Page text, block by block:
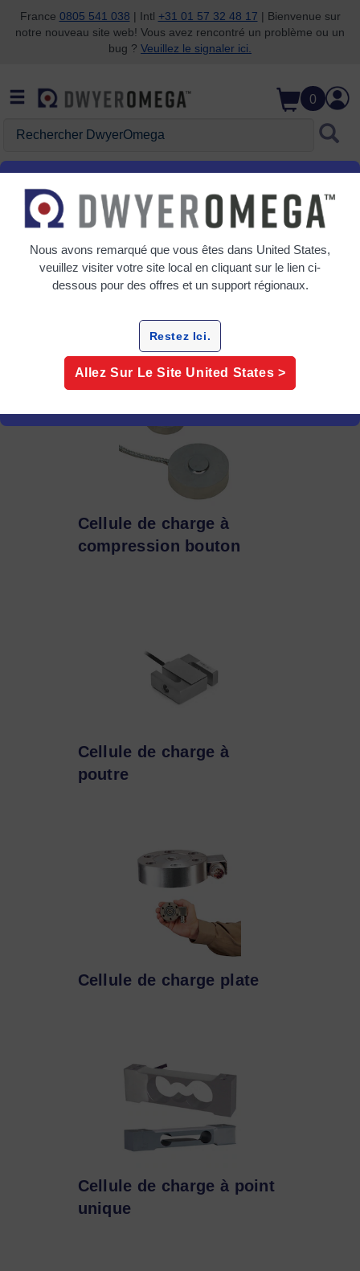
Passer à la recherche
Passer au contenu principal
Passer à la navigation
France 0805 541 038 | Intl +31 01 57 32 48 17 | Bienvenue sur
notre nouveau site web! Vous avez rencontré un problème ou un
bug ? Veuillez le signaler ici.
0
Accueil
Mesure de force et de contrainte
Cellules de charge
Cellules de charge
Cellule de charge à
compression bouton
Cellule de charge à
poutre
Cellule de charge plate
Cellule de charge à point
unique
Nous avons remarqué que vous êtes dans United States,
veuillez visiter votre site local en cliquant sur le lien ci-
dessous pour des offres et un support régionaux.
Restez Ici.
Allez Sur Le Site United States >